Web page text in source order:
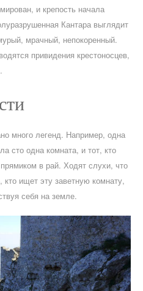
и крепость начала
Кантара выглядит
мрачный, непокоренный.
привидения крестоносцев,
много легенд. Например, одна
сто одна комната, и тот, кто
в рай. Ходят слухи, что
ищет эту заветную комнату,
себя на земле.